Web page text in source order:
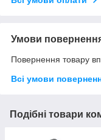
Умови
Повернення товару
Всі умови
Подібні товари